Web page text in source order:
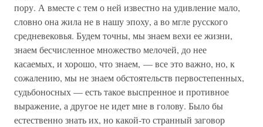
пору. А вместе с тем о ней известно на удивление мало,
словно она жила не в нашу эпоху, а во мгле русского
средневековья. Будем точны, мы знаем вехи ее жизни,
знаем бесчисленное множество мелочей, до нее
касаемых, и хорошо, что знаем, — все это важно, но, к
сожалению, мы не знаем обстоятельств первостепенных,
судьбоносных — есть такое выспренное и противное
выражение, а другое не идет мне в голову. Было бы
естественно знать их, но какой-то странный заговор